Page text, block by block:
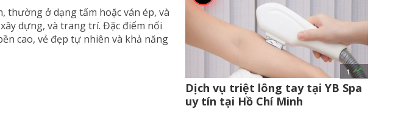
thường ở dạng tấm hoặc ván ép, và
dựng, và trang trí. Đặc điểm nổi
cao, vẻ đẹp tự nhiên và khả năng
1 
Dịch vụ triệt lông tay tại YB Spa
uy tín tại Hồ Chí Minh